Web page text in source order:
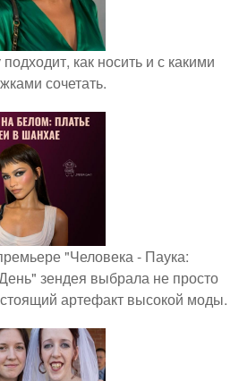
как носить и с какими
сочетать.
"Человека - Паука:
зендея выбрала не просто
артефакт высокой моды.